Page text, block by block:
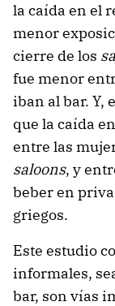
la caída en el
menor
cierre de los
fue menor
iban al bar. Y,
que la caída
entre las
saloons, y
beber en
griegos.
Este estudio
informales,
bar, son vías